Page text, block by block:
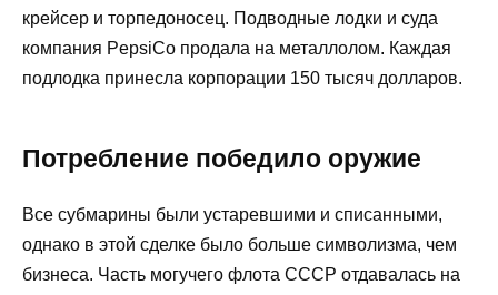
крейсер и торпедоносец. Подводные лодки и суда
компания PepsiCo продала на металлолом. Каждая
подлодка принесла корпорации 150 тысяч долларов.
Потребление победило оружие
Все субмарины были устаревшими и списанными,
однако в этой сделке было больше символизма, чем
бизнеса. Часть могучего флота СССР отдавалась на